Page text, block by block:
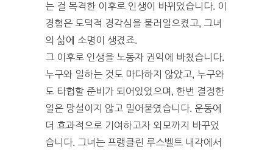
는 걸 목격한 이후로 인생이 바뀌었습니다. 이
경험은 도덕적 경각심을 불러일으켰고, 그녀
의 삶에 소명이 생겼죠.
그 이후로 인생을 노동자 권익에 바쳤습니다.
누구와 일하는 것도 마다하지 않았고, 누구와
도 타협할 준비가 되어있었으며, 한번 결정한
일은 망설이지 않고 밀어붙였습니다. 운동에
더 효과적으로 기여하고자 외모까지 바꾸었
습니다. 그녀는 프랭클린 루스벨트 내각에서